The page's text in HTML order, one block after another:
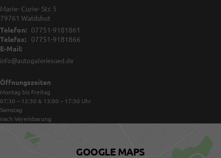
Marie- Curie- Str. 5
79761 Waldshut
Telefon:
07751-9181861
Telefax:
07751-9181866
E-Mail:
info@autogaleriesued.de
Öffnungszeiten
Montag bis Freitag
07:30 – 12:30 & 13:00 – 17:30 Uhr
Samstag
nach Vereinbarung
GOOGLE MAPS